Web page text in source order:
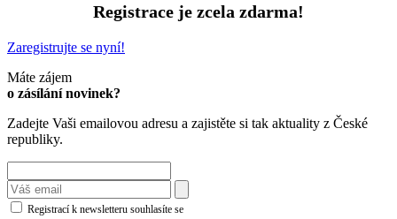
Registrace je zcela zdarma!
Zaregistrujte se nyní!
Máte zájem
o zásílání novinek?
Zadejte Vaši emailovou adresu a zajistěte si tak aktuality z České
republiky.
Registrací k newsletteru souhlasíte se